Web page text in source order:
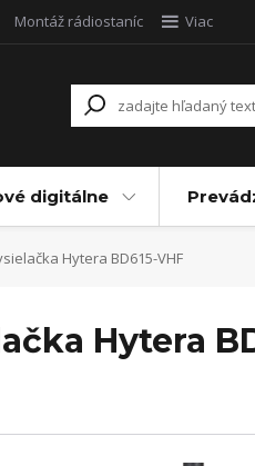
Montáž rádiostaníc Viac
digitálne
Hytera BD615-VHF
Hytera